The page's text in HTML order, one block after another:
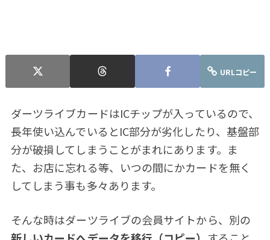
URLコピー
ダーツライブカードはICチップが入っているので、
長年使い込んでいるとIC部分が劣化したり、基盤部
分が破損してしまうことがまれにあります。ま
た、お店に忘れる等、いつの間にかカードを無く
してしまう事も多々あります。
そんな時はダーツライブの会員サイトから、別の